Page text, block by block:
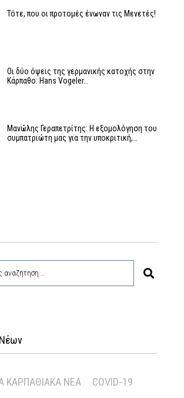
Τότε, που οι προτομές ένωναν τις Μενετές!
Οι δύο όψεις της γερμανικής κατοχής στην
Κάρπαθο: Hans Vogeler…
Μανώλης Γεραπετρίτης: Η εξομολόγηση του
συμπατριώτη μας για την υποκριτική,…
ΚΑΡΠΑΘΙΑΚΆ ΝΈΑ
COVID-19